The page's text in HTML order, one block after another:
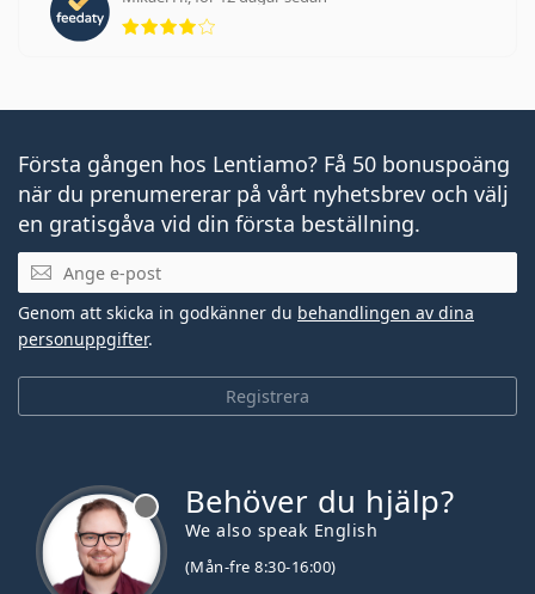
Betyg 4 av 5
Första gången hos Lentiamo? Få 50 bonuspoäng
när du prenumererar på vårt nyhetsbrev och välj
en gratisgåva vid din första beställning.
Mejladress
Registrera
Genom att skicka in godkänner du behandlingen av dina
personuppgifter.
Behöver du hjälp?
We also speak English
(Mån-fre 8:30-16:00)